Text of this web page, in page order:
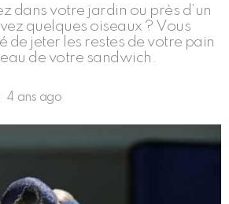
dans votre jardin ou près d’un
quelques oiseaux ? Vous
de jeter les restes de votre pain
de votre sandwich.
4 ans ago